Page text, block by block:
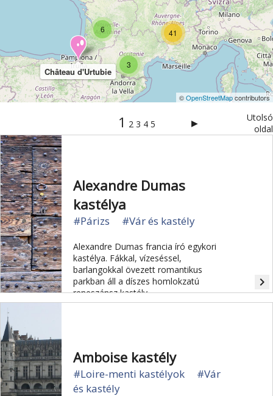
Szabadidőpark Sziget Szirt és fok Szurdok
Tavak Templom és kolostor Tengerpart
Természet Természeti park Toulouse Túra
Üdülési kártya Vár és kastély Városkalauzok
Városnézés Vidámpark Világörökség
3
6 41
Château d'Urtubie
©OpenStreetMapcontributors
1 2 3 4 5 ▶
Utolsó
oldal
Alexandre Dumas
kastélya
#Párizs #Vár és kastély
Alexandre Dumas francia író egykori
kastélya. Fákkal, vízeséssel,
barlangokkal övezett romantikus
parkban áll a díszes homlokzatú
reneszánsz kastély.
navigate_next
Amboise kastély
#Loire-menti kastélyok
#Vár
és kastély